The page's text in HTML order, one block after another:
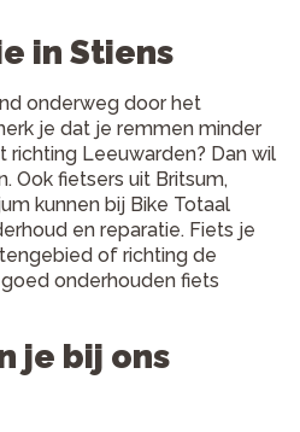
in Stiens
onderweg door het
je dat je remmen minder
richting Leeuwarden? Dan wil
Ook fietsers uit Britsum,
kunnen bij Bike Totaal
en reparatie. Fiets je
of richting de
onderhouden fiets
je bij ons